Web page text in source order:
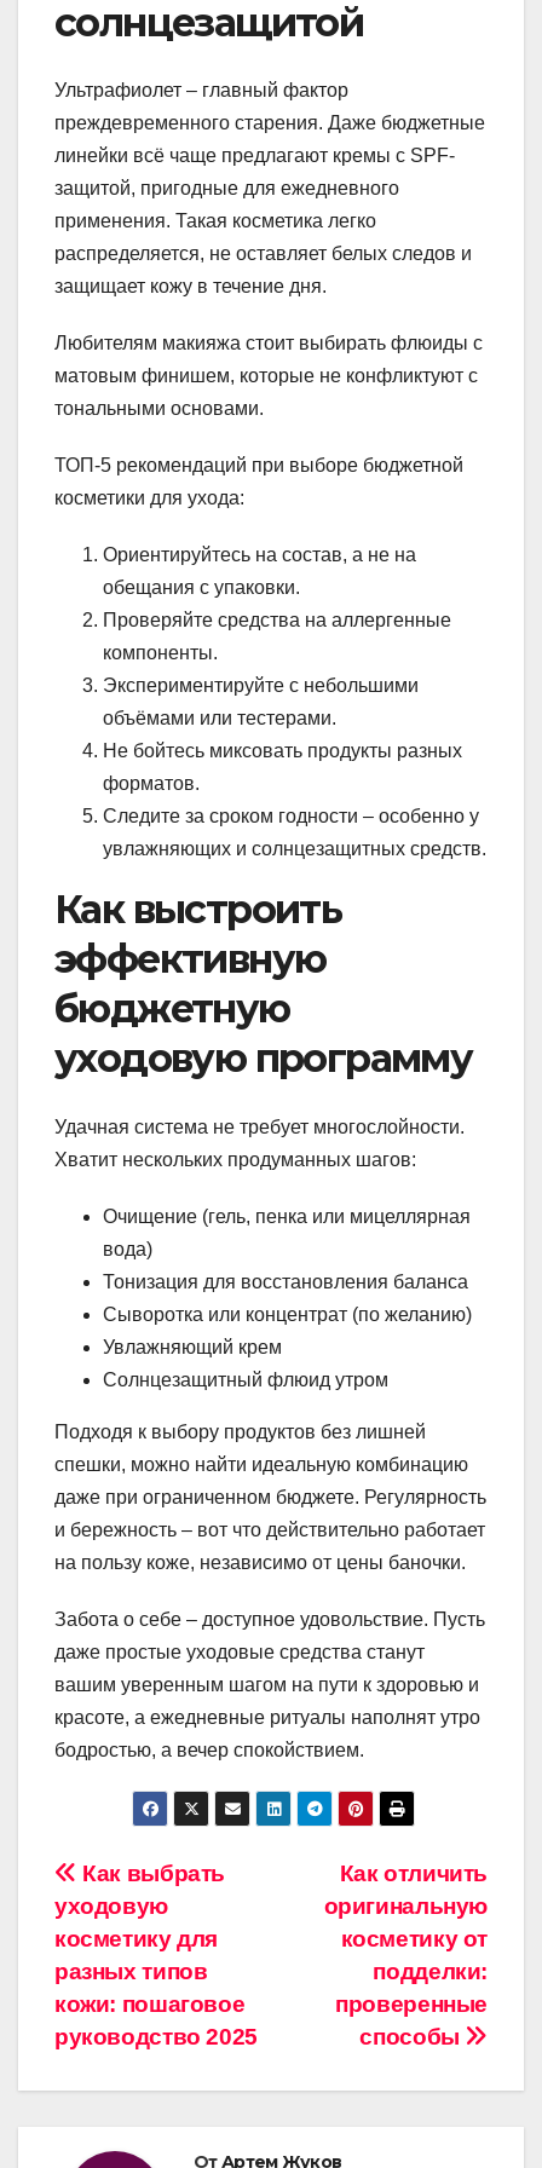
солнцезащитой
Ультрафиолет – главный фактор
преждевременного старения. Даже бюджетные
линейки всё чаще предлагают кремы с SPF-
защитой, пригодные для ежедневного
применения. Такая косметика легко
распределяется, не оставляет белых следов и
защищает кожу в течение дня.
Любителям макияжа стоит выбирать флюиды с
матовым финишем, которые не конфликтуют с
тональными основами.
ТОП-5 рекомендаций при выборе бюджетной
косметики для ухода:
Ориентируйтесь на состав, а не на
обещания с упаковки.
Проверяйте средства на аллергенные
компоненты.
Экспериментируйте с небольшими
объёмами или тестерами.
Не бойтесь миксовать продукты разных
форматов.
Следите за сроком годности – особенно у
увлажняющих и солнцезащитных средств.
Как выстроить
эффективную
бюджетную
уходовую программу
Удачная система не требует многослойности.
Хватит нескольких продуманных шагов:
Очищение (гель, пенка или мицеллярная
вода)
Тонизация для восстановления баланса
Сыворотка или концентрат (по желанию)
Увлажняющий крем
Солнцезащитный флюид утром
Подходя к выбору продуктов без лишней
спешки, можно найти идеальную комбинацию
даже при ограниченном бюджете. Регулярность
и бережность – вот что действительно работает
на пользу коже, независимо от цены баночки.
Забота о себе – доступное удовольствие. Пусть
даже простые уходовые средства станут
вашим уверенным шагом на пути к здоровью и
красоте, а ежедневные ритуалы наполнят утро
бодростью, а вечер спокойствием.
Навигация
по
записям
Как отличить
оригинальную
косметику от
подделки:
проверенные
способы
Как выбрать
уходовую
косметику для
разных типов
кожи: пошаговое
руководство 2025
ОтАртем Жуков